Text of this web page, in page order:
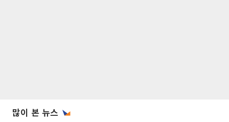
많이 본 뉴스